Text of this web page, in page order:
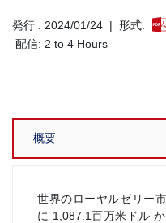
発行 : 2024/01/24 | 形式:
配信: 2 to 4 Hours
世界のローヤルゼリー
に 1,087.1百万米ドル